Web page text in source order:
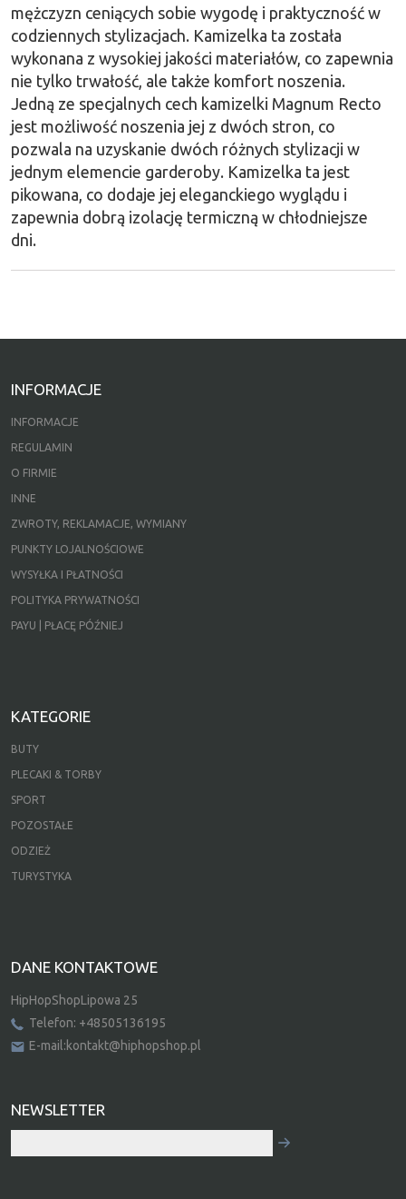
mężczyzn ceniących sobie wygodę i praktyczność w
codziennych stylizacjach. Kamizelka ta została
wykonana z wysokiej jakości materiałów, co zapewnia
nie tylko trwałość, ale także komfort noszenia.
Jedną ze specjalnych cech kamizelki Magnum Recto
jest możliwość noszenia jej z dwóch stron, co
pozwala na uzyskanie dwóch różnych stylizacji w
jednym elemencie garderoby. Kamizelka ta jest
pikowana, co dodaje jej eleganckiego wyglądu i
zapewnia dobrą izolację termiczną w chłodniejsze
dni.
INFORMACJE
INFORMACJE
REGULAMIN
O FIRMIE
INNE
ZWROTY, REKLAMACJE, WYMIANY
PUNKTY LOJALNOŚCIOWE
WYSYŁKA I PŁATNOŚCI
POLITYKA PRYWATNOŚCI
PAYU | PŁACĘ PÓŹNIEJ
KATEGORIE
BUTY
PLECAKI & TORBY
SPORT
POZOSTAŁE
ODZIEŻ
TURYSTYKA
DANE KONTAKTOWE
HipHopShopLipowa 25
Telefon: +48505136195
E-mail:kontakt@hiphopshop.pl
NEWSLETTER